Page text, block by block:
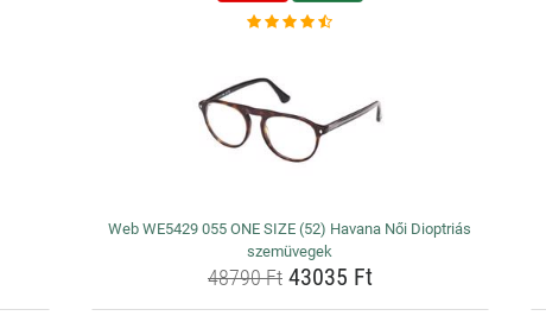
Web WE5429 055 ONE SIZE (52) Havana Női Dioptriás
szemüvegek
48790 Ft43035 Ft